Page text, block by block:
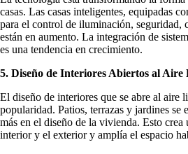
casas. Las casas inteligentes, equipadas
para el control de iluminación, seguridad,
están en aumento. La integración de
es una tendencia en crecimiento.
5. Diseño de Interiores Abiertos al Aire
El diseño de interiores que se abre al aire
popularidad. Patios, terrazas y jardines se
más en el diseño de la vivienda. Esto
interior y el exterior y amplía el espacio